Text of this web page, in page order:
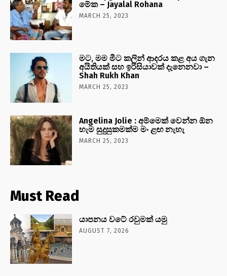
මේක – Jayalal Rohana
MARCH 25, 2023
මට, මම මීට කලින් ආදරය කළ අය ගැන
අයිතියක් සහ ඉරිසියාවක් දැනෙනවා –
Shah Rukh Khan
MARCH 25, 2023
Angelina Jolie : අම්මෙක් වෙන්න ඕන
හැම සුදුසුකමක්ම මං ළඟ නැහැ
MARCH 25, 2023
Must Read
යාපනය වටේ රවුමක් යමු
AUGUST 7, 2026